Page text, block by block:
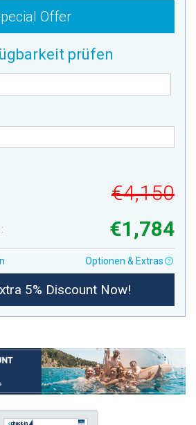
Offer
prüfen
€4,150
€1,784
Optionen & Extras
5% Discount Now!